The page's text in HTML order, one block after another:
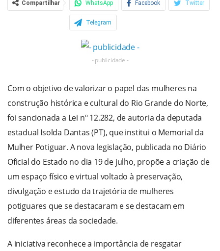
Compartilhar WhatsApp Facebook Twitter
Telegram
- publicidade -
Com o objetivo de valorizar o papel das mulheres na
construção histórica e cultural do Rio Grande do Norte,
foi sancionada a Lei nº 12.282, de autoria da deputada
estadual Isolda Dantas (PT), que institui o Memorial da
Mulher Potiguar. A nova legislação, publicada no Diário
Oficial do Estado no dia 19 de julho, propõe a criação de
um espaço físico e virtual voltado à preservação,
divulgação e estudo da trajetória de mulheres
potiguares que se destacaram e se destacam em
diferentes áreas da sociedade.
A iniciativa reconhece a importância de resgatar